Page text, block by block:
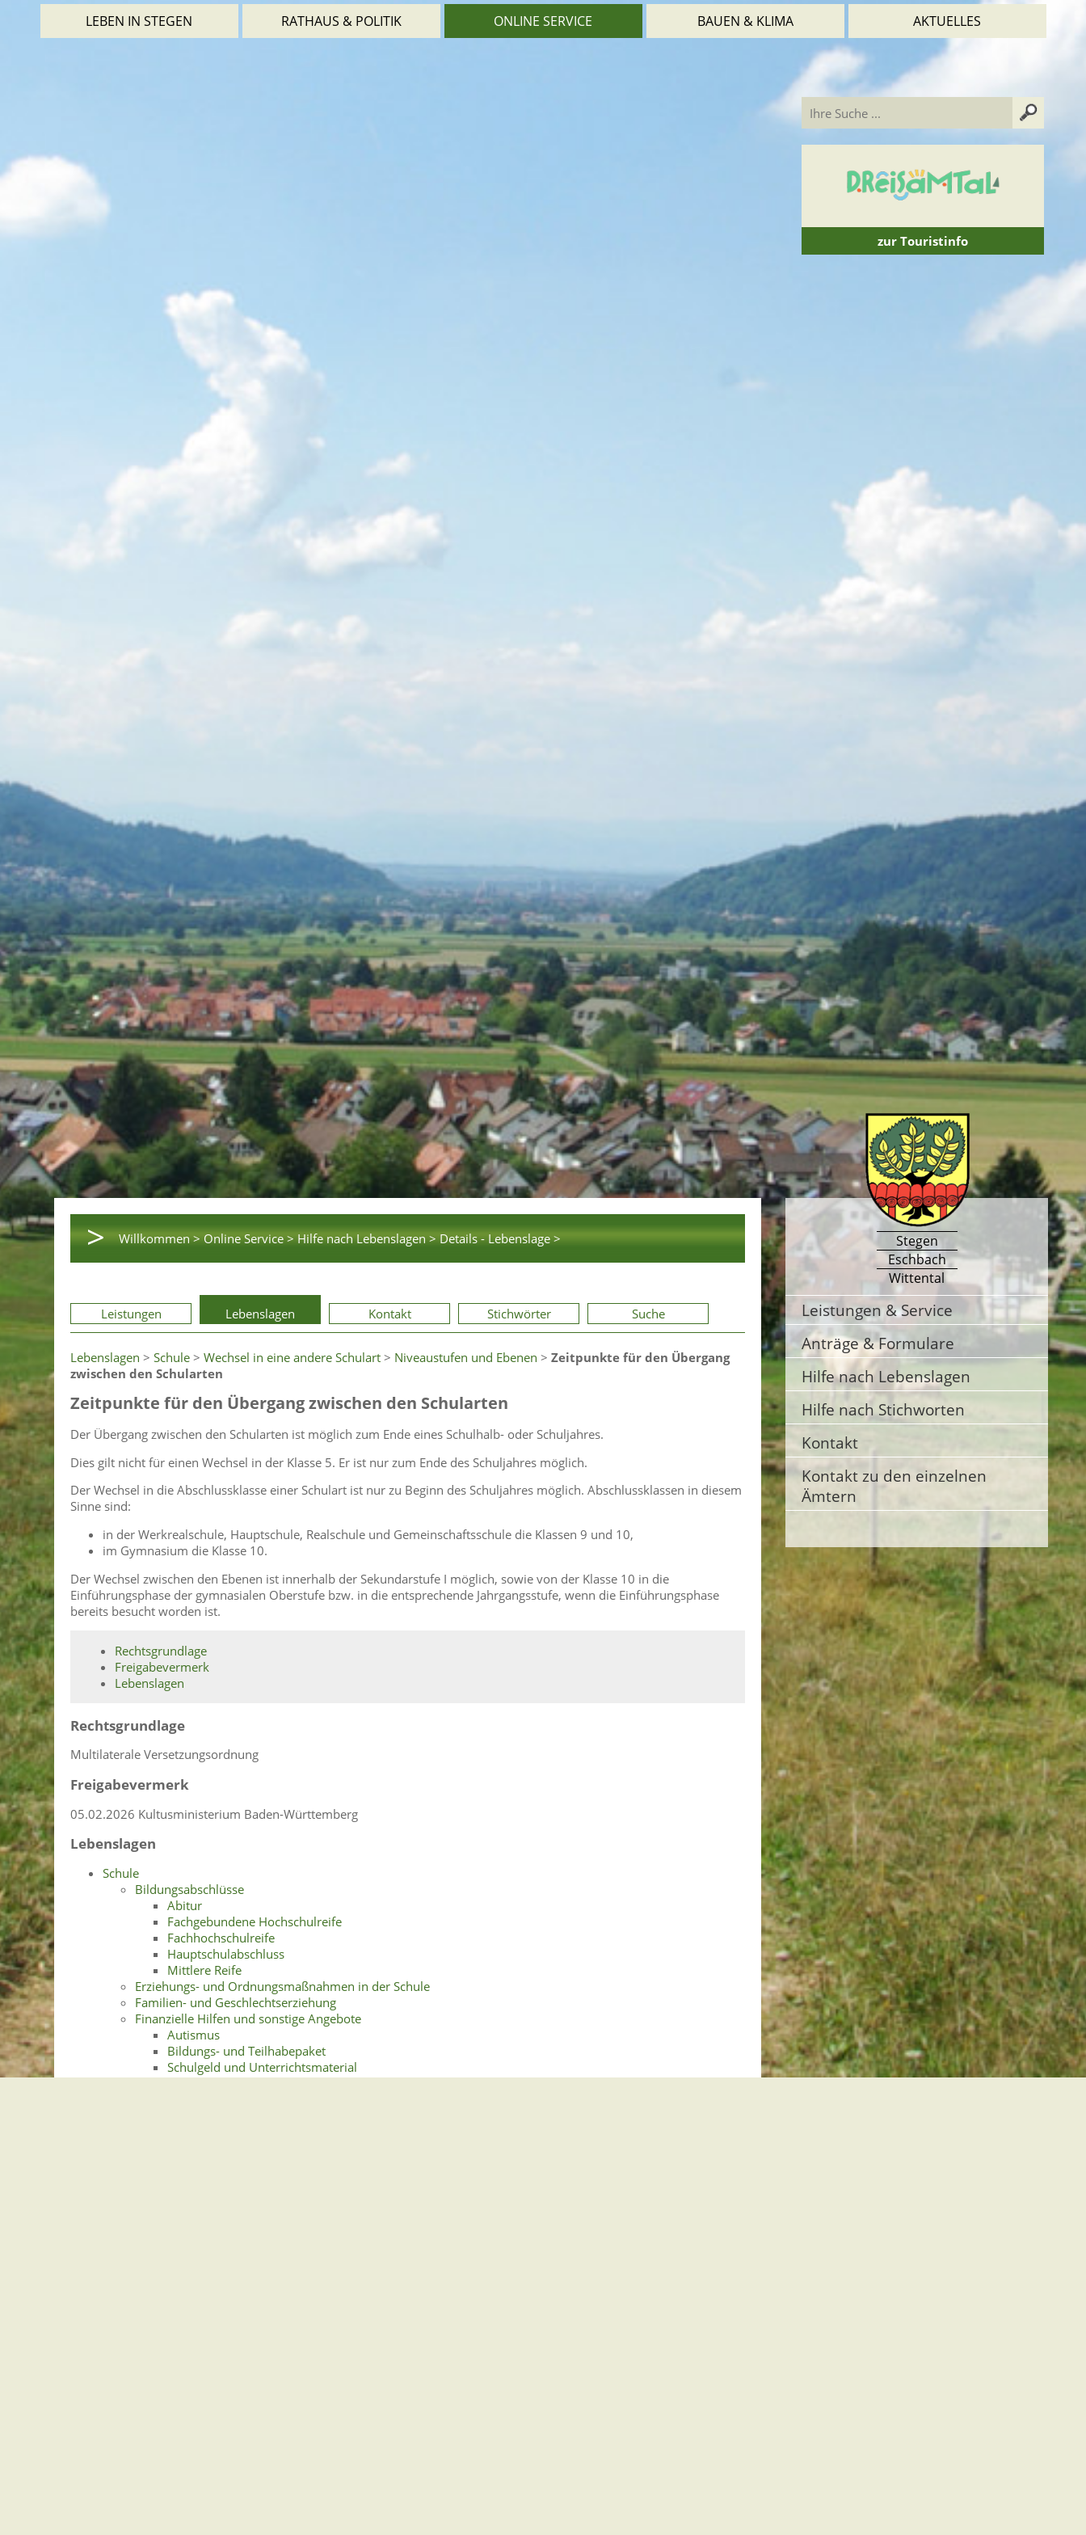
LEBEN IN STEGEN RATHAUS & POLITIK ONLINE SERVICE BAUEN & KLIMA AKTUELLES
zur Touristinfo
> Willkommen > Online Service > Hilfe nach Lebenslagen > Details - Lebenslage >
Leistungen Lebenslagen Kontakt Stichwörter Suche
Lebenslagen > Schule > Wechsel in eine andere Schulart > Niveaustufen und Ebenen > Zeitpunkte für den Übergang
zwischen den Schularten
Zeitpunkte für den Übergang zwischen den Schularten
Der Übergang zwischen den Schularten ist möglich zum Ende eines Schulhalb- oder Schuljahres.
Dies gilt nicht für einen Wechsel in der Klasse 5. Er ist nur zum Ende des Schuljahres möglich.
Der Wechsel in die Abschlussklasse einer Schulart ist nur zu Beginn des Schuljahres möglich. Abschlussklassen in diesem
Sinne sind:
in der Werkrealschule, Hauptschule, Realschule und Gemeinschaftsschule die Klassen 9 und 10,
im Gymnasium die Klasse 10.
Der Wechsel zwischen den Ebenen ist innerhalb der Sekundarstufe I möglich, sowie von der Klasse 10 in die
Einführungsphase der gymnasialen Oberstufe bzw. in die entsprechende Jahrgangsstufe, wenn die Einführungsphase
bereits besucht worden ist.
Rechtsgrundlage
Freigabevermerk
Lebenslagen
Rechtsgrundlage
Multilaterale Versetzungsordnung
Freigabevermerk
05.02.2026 Kultusministerium Baden-Württemberg
Lebenslagen
Schule
Bildungsabschlüsse
Abitur
Fachgebundene Hochschulreife
Fachhochschulreife
Hauptschulabschluss
Mittlere Reife
Erziehungs- und Ordnungsmaßnahmen in der Schule
Familien- und Geschlechtserziehung
Finanzielle Hilfen und sonstige Angebote
Autismus
Bildungs- und Teilhabepaket
Schulgeld und Unterrichtsmaterial
Schulkinderbetreuung
Stegen
Eschbach
Wittental
Leistungen & Service
Anträge & Formulare
Hilfe nach Lebenslagen
Hilfe nach Stichworten
Kontakt
Kontakt zu den einzelnen
Ämtern